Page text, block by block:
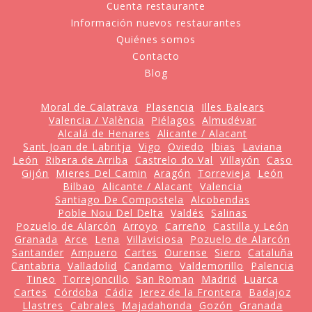
Cuenta restaurante
Información nuevos restaurantes
Quiénes somos
Contacto
Blog
Moral de Calatrava Plasencia
Illes Balears
Valencia / València
Piélagos
Almudévar
Alcalá de Henares
Alicante / Alacant
Sant Joan de Labritja
Vigo Oviedo Ibias
Laviana
León
Ribera de Arriba Castrelo do Val Villayón
Caso
Gijón
Mieres Del Camin Aragón Torrevieja
León
Bilbao
Alicante / Alacant Valencia
Santiago De Compostela
Alcobendas
Poble Nou Del Delta
Valdés
Salinas
Pozuelo de Alarcón
Arroyo Carreño
Castilla y León
Granada
Arce Lena Villaviciosa
Pozuelo de Alarcón
Santander Ampuero Cartes Ourense Siero
Cataluña
Cantabria
Valladolid Candamo Valdemorillo
Palencia
Tineo
Torrejoncillo San Roman Madrid
Luarca
Cartes
Córdoba Cádiz Jerez de la Frontera
Badajoz
Llastres
Cabrales Majadahonda Gozón
Granada